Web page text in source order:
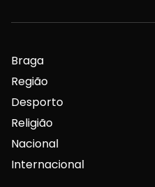
Braga
Região
Desporto
Religião
Nacional
Internacional